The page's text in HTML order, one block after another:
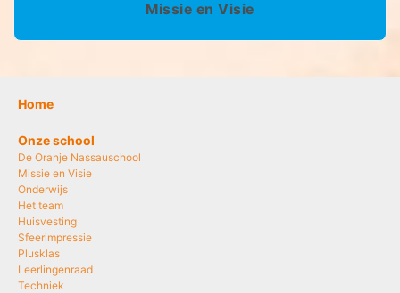
Missie en Visie
Home
Onze school
De Oranje Nassauschool
Missie en Visie
Onderwijs
Het team
Huisvesting
Sfeerimpressie
Plusklas
Leerlingenraad
Techniek